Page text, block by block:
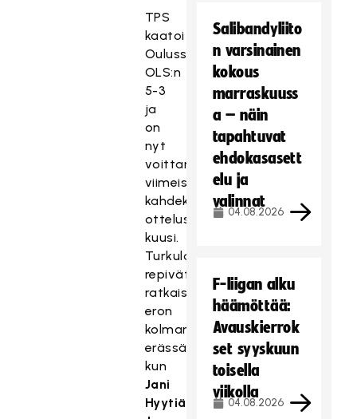
TPS
kaatoi
Oulussa
OLS:n
5-3
ja
on
nyt
voittanut
viimeisistä
kahdeksasta
ottelustaan
kuusi.
Turkulaiset
repivät
ratkaisevan
eron
kolmannessa
erässä,
kun
Jani
Hyytiäinen ,
Salibandyliito
n varsinainen
kokous
marraskuuss
a – näin
tapahtuvat
ehdokasasett
elu ja
valinnat
04.08.2026
F-liigan alku
häämöttää:
Avauskierrok
set syyskuun
toisella
viikolla
04.08.2026